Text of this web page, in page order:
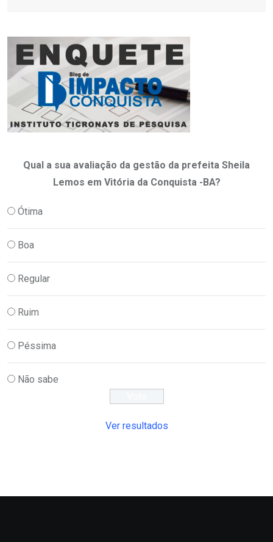
Qual a sua avaliação da gestão da prefeita Sheila
Lemos em Vitória da Conquista -BA?
Ótima
Boa
Regular
Ruim
Péssima
Não sabe
Ver resultados